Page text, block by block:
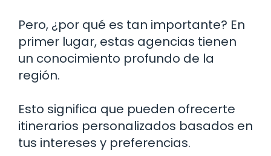
Pero, ¿por qué es tan importante? En
primer lugar, estas agencias tienen
un conocimiento profundo de la
región.
Esto significa que pueden ofrecerte
itinerarios personalizados basados en
tus intereses y preferencias.